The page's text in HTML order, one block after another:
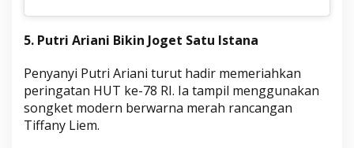
5. Putri Ariani Bikin Joget Satu Istana
Penyanyi Putri Ariani turut hadir memeriahkan
peringatan HUT ke-78 RI. Ia tampil menggunakan
songket modern berwarna merah rancangan
Tiffany Liem.